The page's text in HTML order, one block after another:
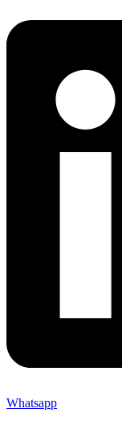
Whatsapp